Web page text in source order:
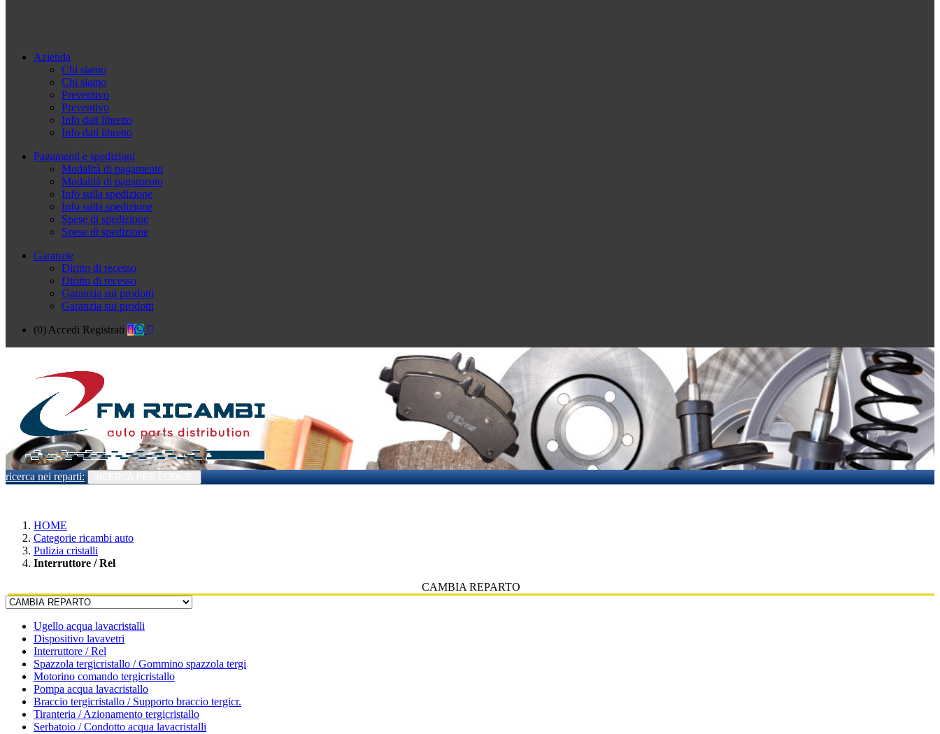
Azienda
Chi siamo
Chi siamo
Preventivo
Preventivo
Info dati libretto
Info dati libretto
Pagamenti e spedizioni
Modalità di pagamento
Modalità di pagamento
Info sulla spedizione
Info sulla spedizione
Spese di spedizione
Spese di spedizione
Garanzie
Diritto di recesso
Diritto di recesso
Garanzia sui prodotti
Garanzia sui prodotti
(0) Accedi Registrati
ricerca nei reparti:
HOME
Categorie ricambi auto
Pulizia cristalli
Interruttore / Rel
CAMBIA REPARTO
Ugello acqua lavacristalli
Dispositivo lavavetri
Interruttore / Rel
Spazzola tergicristallo / Gommino spazzola tergi
Motorino comando tergicristallo
Pompa acqua lavacristallo
Braccio tergicristallo / Supporto braccio tergicr.
Tiranteria / Azionamento tergicristallo
Serbatoio / Condotto acqua lavacristalli